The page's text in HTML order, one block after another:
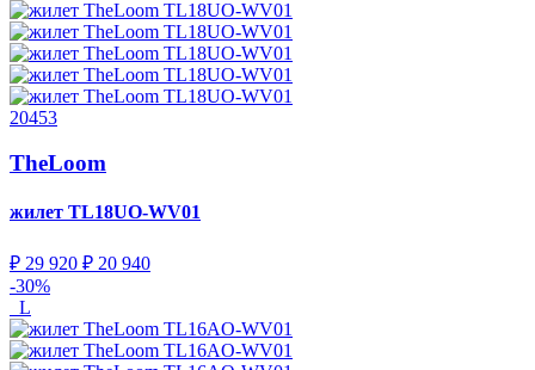
20453
TheLoom
жилет TL18UO-WV01
₽ 29 920 ₽ 20 940
-30%
L